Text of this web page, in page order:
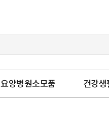
요양병원소모품 건강